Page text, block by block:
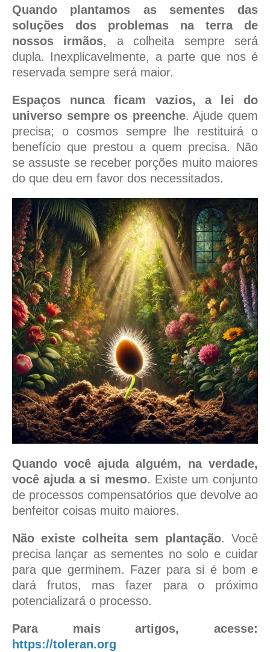
Quando plantamos as sementes das
soluções dos problemas na terra de
nossos irmãos, a colheita sempre será
dupla. Inexplicavelmente, a parte que nos é
reservada sempre será maior.
Espaços nunca ficam vazios, a lei do
universo sempre os preenche. Ajude quem
precisa; o cosmos sempre lhe restituirá o
benefício que prestou a quem precisa. Não
se assuste se receber porções muito maiores
do que deu em favor dos necessitados.
Quando você ajuda alguém, na verdade,
você ajuda a si mesmo. Existe um conjunto
de processos compensatórios que devolve ao
benfeitor coisas muito maiores.
Não existe colheita sem plantação. Você
precisa lançar as sementes no solo e cuidar
para que germinem. Fazer para si é bom e
dará frutos, mas fazer para o próximo
potencializará o processo.
Para mais artigos, acesse:
https://toleran.org